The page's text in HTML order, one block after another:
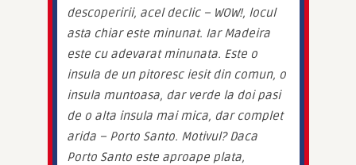
descoperirii, acel declic – WOW!, locul
asta chiar este minunat. Iar Madeira
este cu adevarat minunata. Este o
insula de un pitoresc iesit din comun, o
insula muntoasa, dar verde la doi pasi
de o alta insula mai mica, dar complet
arida – Porto Santo. Motivul? Daca
Porto Santo este aproape plata,